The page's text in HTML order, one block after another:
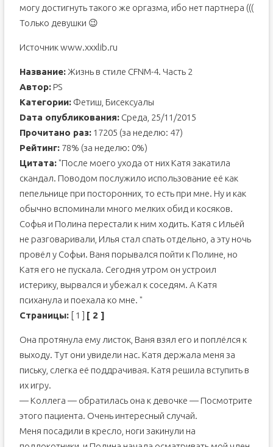
могу достигнуть такого же оргазма, ибо нет партнера (((
Только девушки 😉
Источник www.xxxlib.ru
Название:Жизнь в стиле CFNM-4. Часть 2
Автор:PS
Категории:Фетиш, Бисексуалы
Dата опубликования:Среда, 25/11/2015
Прочитано раз:17205 (за неделю: 47)
Рейтинг:78% (за неделю: 0%)
Цитата:"После моего ухода от них Катя закатила
скандал. Поводом послужило использование её как
пепельнице при посторонних, то есть при мне. Ну и как
обычно вспоминали много мелких обид и косяков.
Софья и Полина перестали к ним ходить. Катя с Ильёй
не разговаривали, Илья стал спать отдельно, а эту ночь
провёл у Софьи. Ваня порывался пойти к Полине, но
Катя его не пускала. Сегодня утром он устроил
истерику, вырвался и убежал к соседям. А Катя
психанула и поехала ко мне. "
Страницы:[ 1 ] [ 2 ]
Она протянула ему листок, Ваня взял его и поплёлся к
выходу. Тут они увидели нас. Катя держала меня за
письку, слегка её поддрачивая. Катя решила вступить в
их игру.
— Коллега — обратилась она к девочке — Посмотрите
этого пациента. Очень интересный случай.
Меня посадили в кресло, ноги закинули на